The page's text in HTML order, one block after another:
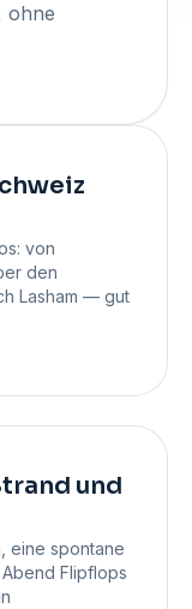
ohne
von
den
Lasham — gut
und
eine spontane
Flipflops